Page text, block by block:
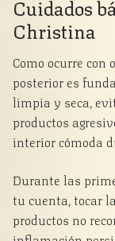
Cuidados
Christina
Como ocurre
posterior es
limpia y seca,
productos
interior cómoda
Durante las
tu cuenta, tocar
productos no